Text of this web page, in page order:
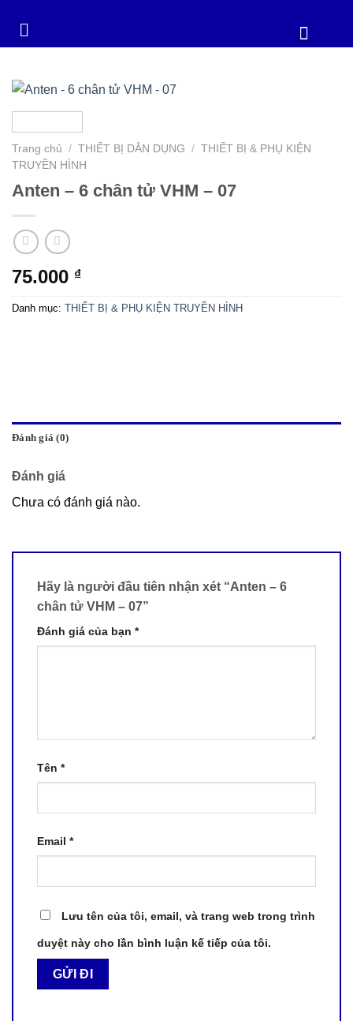
Trang chủ / THIẾT BỊ DÂN DỤNG / THIẾT BỊ & PHỤ KIỆN
TRUYỀN HÌNH
Anten – 6 chân tử VHM – 07
75.000 ₫
Danh mục: THIẾT BỊ & PHỤ KIỆN TRUYỀN HÌNH
Đánh giá (0)
Đánh giá
Chưa có đánh giá nào.
Hãy là người đầu tiên nhận xét “Anten – 6
chân tử VHM – 07”
Đánh giá của bạn *
Tên *
Email *
Lưu tên của tôi, email, và trang web trong trình
duyệt này cho lần bình luận kế tiếp của tôi.